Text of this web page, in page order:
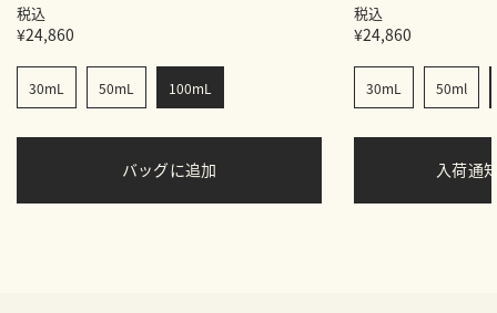
税込
¥24,860
30mL 50mL 100mL
バッグに追加
税込
¥24,860
30mL 50ml
入荷